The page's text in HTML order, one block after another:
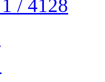
1 / 4128